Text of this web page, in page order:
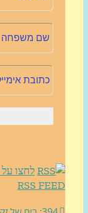
לחצו על הסמל
RSS